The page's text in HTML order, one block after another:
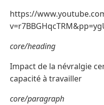
https://
core/heading
Impact de la névralgie
capacité à travailler
core/paragraph